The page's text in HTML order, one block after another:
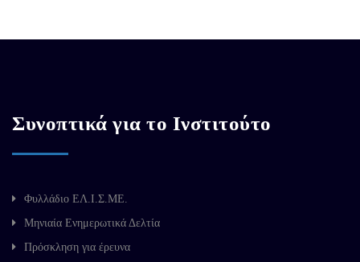
Συνοπτικά για το Ινστιτούτο
Φυλλάδιο ΕΛ.Ι.Σ.ΜΕ.
Μηνιαία Ενημερωτικά Δελτία
Πρόσκληση για έρευνα